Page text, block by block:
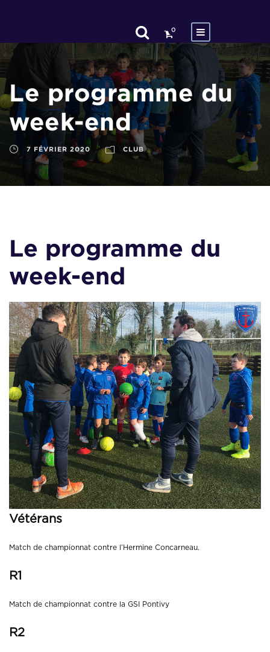
0
Le programme du
week-end
7 FÉVRIER 2020 CLUB
Le programme du
week-end
Vétérans
Match de championnat contre l’Hermine Concarneau.
R1
Match de championnat contre la GSI Pontivy
R2